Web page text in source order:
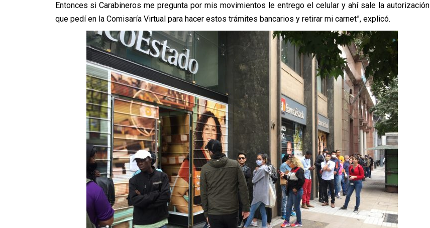
Entonces si Carabineros me pregunta por mis movimientos le entrego el celular y ahí sale la autorización
que pedí en la Comisaría Virtual para hacer estos trámites bancarios y retirar mi carnet”, explicó.